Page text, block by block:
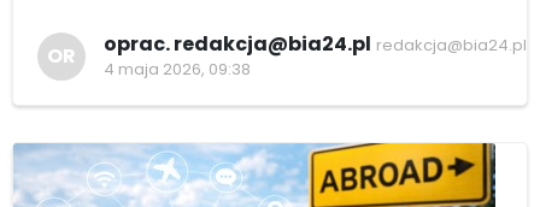
OR oprac. redakcja@bia24.pl redakcja@bia24.pl
4 maja 2026, 09:38